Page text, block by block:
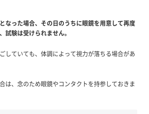
なった場合、その日のうちに眼鏡を用意して再度
試験は受けられません。
していても、体調によって視力が落ちる場合があ
は、念のため眼鏡やコンタクトを持参しておきま